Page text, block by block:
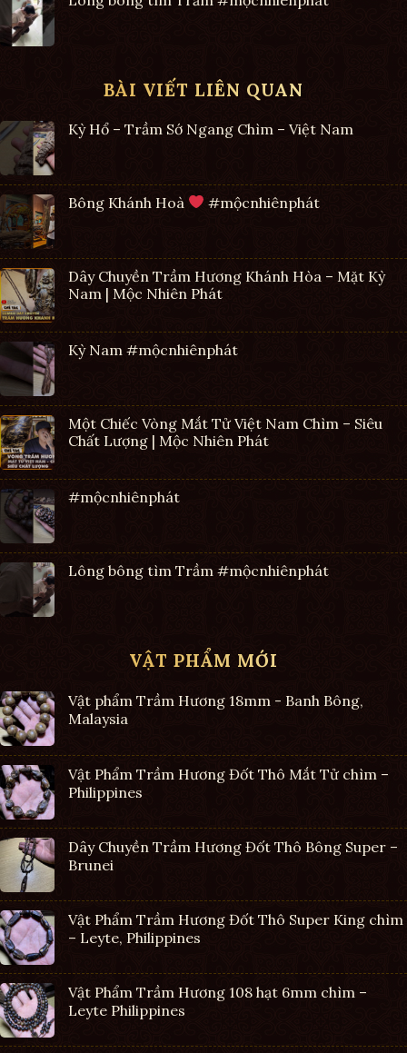
BÀI VIẾT LIÊN QUAN
Kỳ Hổ – Trầm Sớ Ngang Chìm – Việt Nam
Bông Khánh Hoà #mộcnhiênphát
Dây Chuyền Trầm Hương Khánh Hòa – Mặt Kỳ
Nam | Mộc Nhiên Phát
Kỳ Nam #mộcnhiênphát
Một Chiếc Vòng Mắt Tử Việt Nam Chìm – Siêu
Chất Lượng | Mộc Nhiên Phát
#mộcnhiênphát
Lông bông tìm Trầm #mộcnhiênphát
VẬT PHẨM MỚI
Vật phẩm Trầm Hương 18mm - Banh Bông,
Malaysia
Vật Phẩm Trầm Hương Đốt Thô Mắt Tử chìm –
Philippines
Dây Chuyền Trầm Hương Đốt Thô Bông Super –
Brunei
Vật Phẩm Trầm Hương Đốt Thô Super King chìm
– Leyte, Philippines
Vật Phẩm Trầm Hương 108 hạt 6mm chìm –
Leyte Philippines